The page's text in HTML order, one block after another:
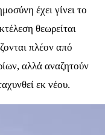
έχει γίνει το
θεωρείται
πλέον από
αλλά αναζητούν
εκ νέου.